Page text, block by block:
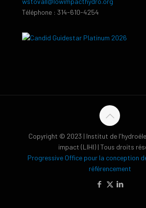
Téléphone : 314-610-4254
Copyright © 2023 | Institut de
impact (LIHI) | Tous droits
Progressive Office pour la conception
référencement